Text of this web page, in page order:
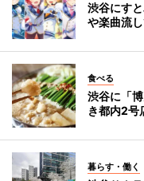
渋谷にす
や楽曲流
食べる
渋谷に「
き都内2号
暮らす・働く